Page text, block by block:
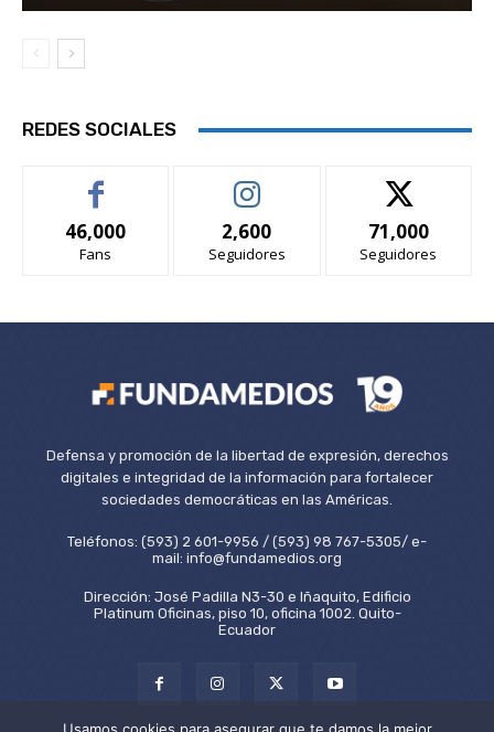
REDES SOCIALES
46,000
Fans
2,600
Seguidores
71,000
Seguidores
Defensa y promoción de la libertad de expresión, derechos
digitales e integridad de la información para fortalecer
sociedades democráticas en las Américas.
Teléfonos: (593) 2 601-9956 / (593) 98 767-5305/ e-
mail: info@fundamedios.org
Dirección: José Padilla N3-30 e Iñaquito, Edificio
Platinum Oficinas, piso 10, oficina 1002. Quito-
Ecuador